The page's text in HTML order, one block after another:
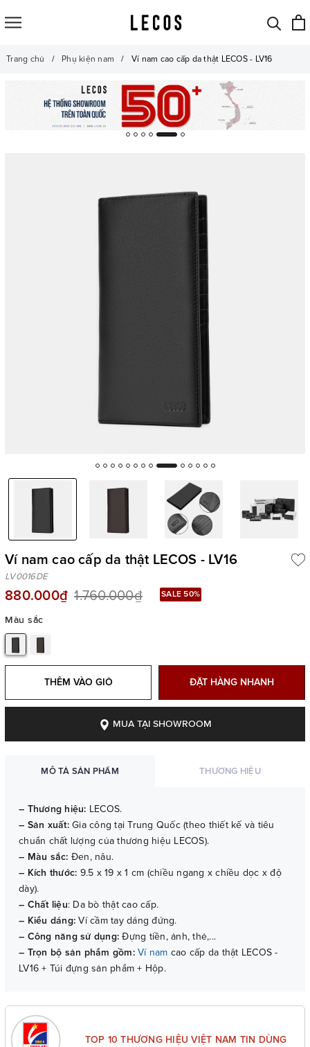
Trang chủ Phụ kiện nam Ví nam cao cấp da thật LECOS - LV16
Ví nam cao cấp da thật LECOS - LV16
LV0016DE
880.000₫ 1.760.000₫ SALE 50%
Màu sắc
THÊM VÀO GIỎ ĐẶT HÀNG NHANH
MUA TẠI SHOWROOM
MÔ TẢ SẢN PHẨM THƯƠNG HIỆU
– Thương hiệu: LECOS.
– Sản xuất: Gia công tại Trung Quốc (theo thiết kế và tiêu
chuẩn chất lượng của thương hiệu LECOS).
– Màu sắc: Đen, nâu.
– Kích thước: 9.5 x 19 x 1 cm (chiều ngang x chiều dọc x độ
dày).
– Chất liệu: Da bò thật cao cấp.
– Kiểu dáng: Ví cầm tay dáng đứng.
– Công năng sử dụng:Đựng tiền, ảnh, thẻ,...
– Trọn bộ sản phẩm gồm: Ví nam cao cấp da thật LECOS -
LV16 + Túi đựng sản phẩm + Hộp.
TOP 10 THƯƠNG HIỆU VIỆT NAM TIN DÙNG